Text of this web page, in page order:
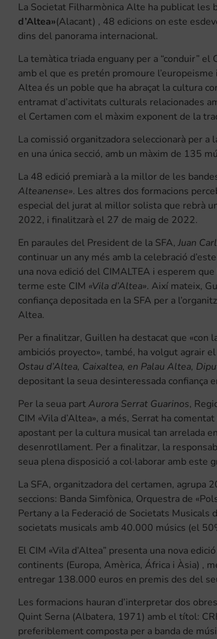
La Societat Filharmònica Alte ha publicat les
d’Altea»(Alacant) , 48 edicions on este
dins del panorama internacional.
La temàtica triada enguany per a “conduir”
amb el que es pretén promoure
Altea és un poble que ha abraçat la cultura
entramat d’activitats culturals relacionades
el Certamen com el màxim exponent de la
La comissió organitzadora seleccionarà per
en una única secció, amb un màxim de 135
La 48 edició premiarà a la millor de les
Alteanense». Les altres dos formacions
especial del jurat al millor solista que rebrà
2022, i finalitzarà el 27 de maig de 2022.
En paraules del President de la SFA,Juan
continuar un any més amb la celebració
una nova edició del CIMALTEA i esperem
terme este CIM «Vila d’Altea». Així mateix,
confiança depositada en la SFA per a
Altea.
Per a finalitzar, Guillen ha destacat que «con
ambiciós proyecto», també, ha volgut agrair
Ostau d’Altea, Caixaltea, en Palau Altea,
depositant la seua desinteressada confiança
Per la seua partAurora Serrat Guarinos,
CIM «Vila d’Altea», a més, Serrat ha
apostant per la cultura musical tan arrelada
desenrotllament. Per a finalitzar, la
seua plena disposició a col·laborar amb este
La SFA, organitzadora del certamen, agrupa
seccions: Banda Simfònica, Orquestra de
Pertany a la Federació de Societats Musicals
societats musicals amb 40.000 músics (el
El CIM «Vila d’Altea” presenta una nova
continents (Europa, Amèrica, África i Àsia) ,
entregar 138.000 euros en premis des del
Les formacions hauran d’interpretar dos
Quint Serna (Albatera, 1971) amb el títol:
preferiblement composta per a banda de